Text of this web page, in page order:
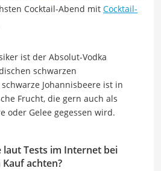
Cocktail-Abend mit Cocktail-
ist der Absolut-Vodka
schwarzen
Johannisbeere ist in
Frucht, die gern auch als
oder Gelee gegessen wird.
laut Tests im Internet bei
achten?